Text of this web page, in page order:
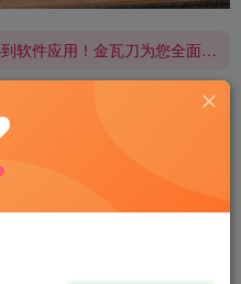
应用！金瓦刀为您全面开启！